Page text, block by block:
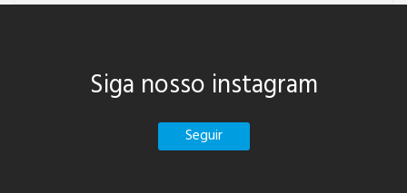
Siga nosso instagram
Seguir